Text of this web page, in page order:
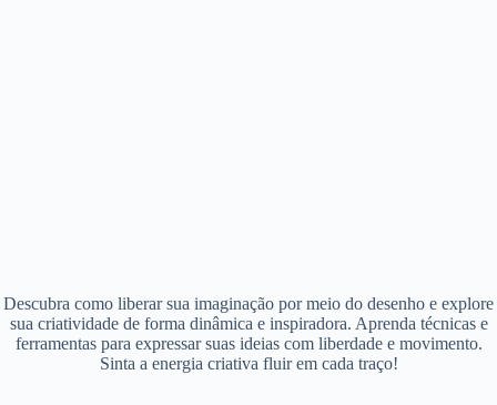
Descubra como liberar sua imaginação por meio do desenho e explore
sua criatividade de forma dinâmica e inspiradora. Aprenda técnicas e
ferramentas para expressar suas ideias com liberdade e movimento.
Sinta a energia criativa fluir em cada traço!